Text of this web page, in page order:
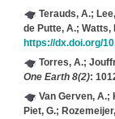
Terauds, A.;
de Putte, A.; Watts,
https://dx.doi.org/
Torres, A.;
One Earth 8(2):
Van Gerven, A.;
Piet, G.;